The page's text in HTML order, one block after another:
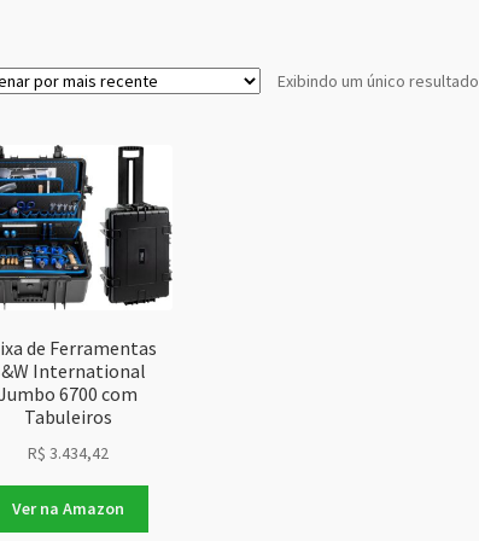
Exibindo um único resultado
de Ferramentas
International
6700 com
Tabuleiros
R$ 3.434,42
Ver na Amazon